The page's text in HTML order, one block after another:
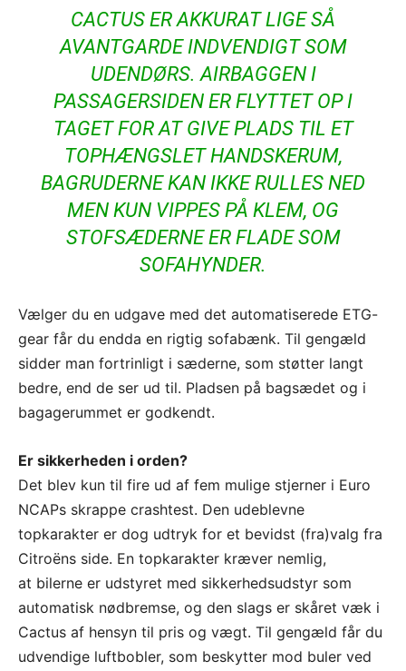
CACTUS ER AKKURAT LIGE SÅ
AVANTGARDE INDVENDIGT SOM
UDENDØRS. AIRBAGGEN I
PASSAGERSIDEN ER FLYTTET OP I
TAGET FOR AT GIVE PLADS TIL ET
TOPHÆNGSLET HANDSKERUM,
BAGRUDERNE KAN IKKE RULLES NED
MEN KUN VIPPES PÅ KLEM, OG
STOFSÆDERNE ER FLADE SOM
SOFAHYNDER.
Vælger du en udgave med det automatiserede ETG-
gear får du endda en rigtig sofabænk. Til gengæld
sidder man fortrinligt i sæderne, som støtter langt
bedre, end de ser ud til. Pladsen på bagsædet og i
bagagerummet er godkendt.
Er sikkerheden i orden?
Det blev kun til fire ud af fem mulige stjerner i Euro
NCAPs skrappe crashtest. Den udeblevne
topkarakter er dog udtryk for et bevidst (fra)valg fra
Citroëns side. En topkarakter kræver nemlig,
at bilerne er udstyret med sikkerhedsudstyr som
automatisk nødbremse, og den slags er skåret væk i
Cactus af hensyn til pris og vægt. Til gengæld får du
udvendige luftbobler, som beskytter mod buler ved